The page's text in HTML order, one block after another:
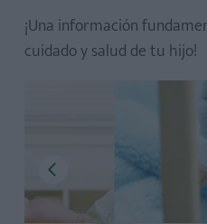
¡Una información
cuidado y salud de tu hijo!